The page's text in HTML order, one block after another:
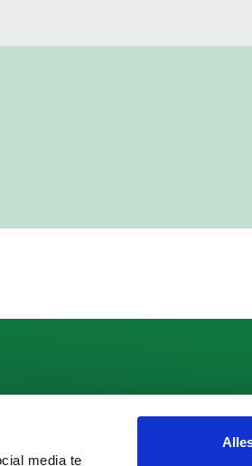
media te
Apeldoorn